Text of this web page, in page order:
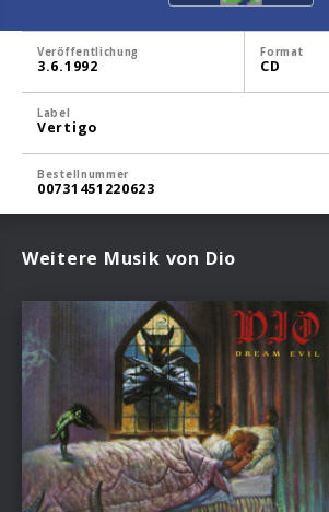
Veröffentlichung
3.6.1992
Format
CD
Label
Vertigo
Bestellnummer
00731451220623
Weitere Musik von Dio